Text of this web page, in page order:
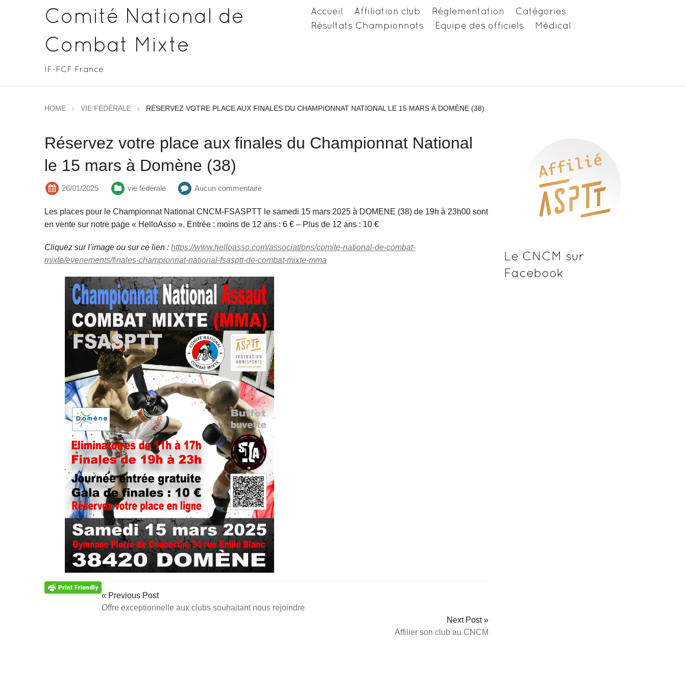
Comité National de
Combat Mixte
IF-FCF France
Accueil Affiliation club Réglementation
Catégories
Résultats Championnats
Equipe des officiels Médical
HOME VIE FÉDÉRALE RÉSERVEZ VOTRE PLACE AUX FINALES DU CHAMPIONNAT NATIONAL LE 15 MARS À DOMÈNE (38)
Réservez votre place aux finales du Championnat National
le 15 mars à Domène (38)
26/01/2025 vie fédérale Aucun commentaire
Les places pour le Championnat National CNCM-FSASPTT le samedi 15 mars 2025 à DOMENE (38) de 19h à 23h00 sont
en vente sur notre page « HelloAsso ». Entrée : moins de 12 ans : 6 € – Plus de 12 ans : 10 €
Cliquez sur l’image ou sur ce lien : https://www.helloasso.com/associations/comite-national-de-combat-
mixte/evenements/finales-championnat-national-fsasptt-de-combat-mixte-mma
« Previous Post
Offre exceptionnelle aux clubs souhaitant nous rejoindre
Next Post »
Affilier son club au CNCM
Le CNCM sur
Facebook